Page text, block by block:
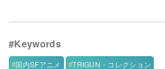
キャラクター原案・デザイン
国内SFアニメ TRIGUN・コレクション